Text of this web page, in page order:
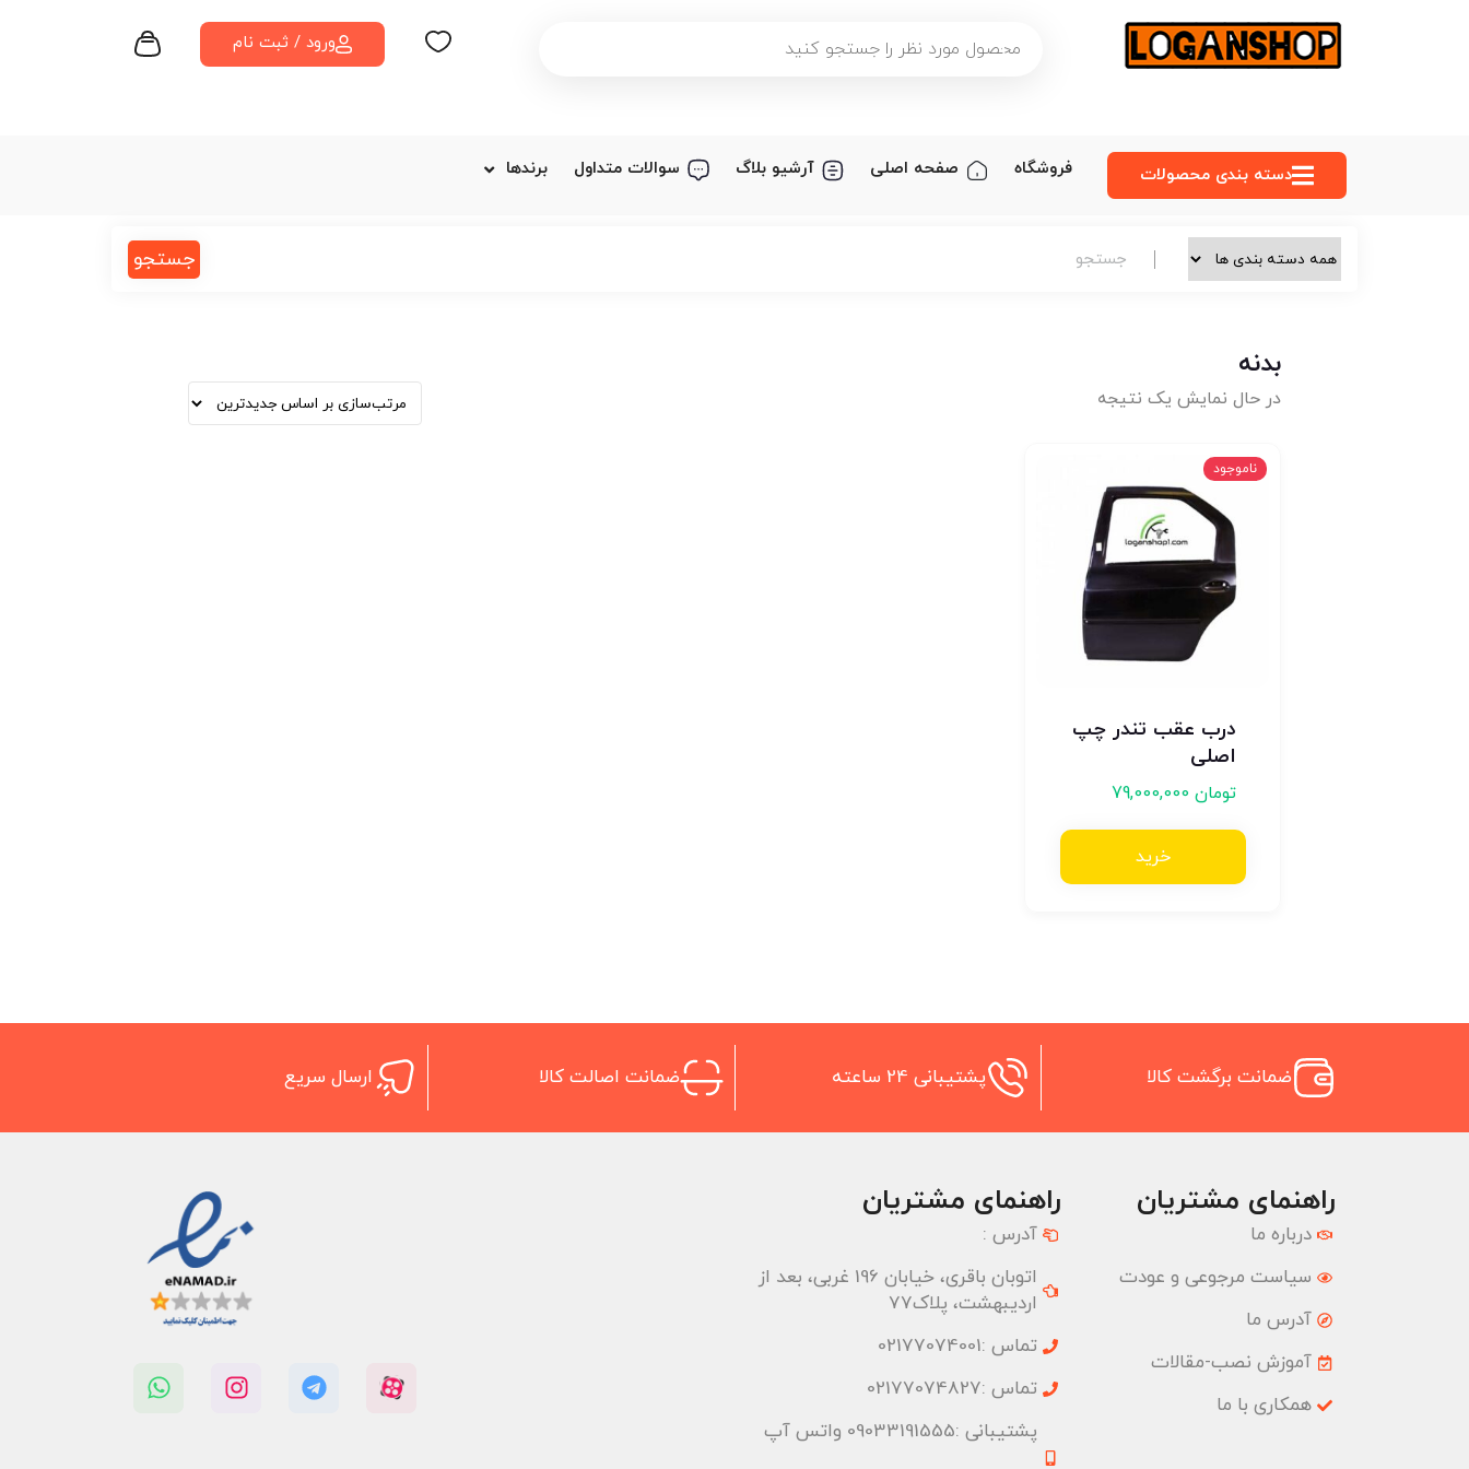
ورود / ثبت نام
دسته‌ بندی محصولات فروشگاه صفحه اصلی آرشیو بلاگ سوالات متداول برندها
جستجو
بدنه
در حال نمایش یک نتیجه
ناموجود
درب عقب تندر چپ
اصلی
تومان
خرید
ضمانت برگشت کالا پشتیبانی 24 ساعته ضمانت اصالت کالا ارسال سریع
راهنمای مشتریان
درباره ما
سیاست مرجوعی و عودت
آدرس ما
آموزش نصب-مقالات
همکاری با ما
راهنمای مشتریان
آدرس :
اتوبان باقری، خیابان 196 غربی، بعد از
اردیبهشت، پلاک77
تماس :02177074001
تماس :02177074827
پشتیبانی :09033191555 واتس آپ